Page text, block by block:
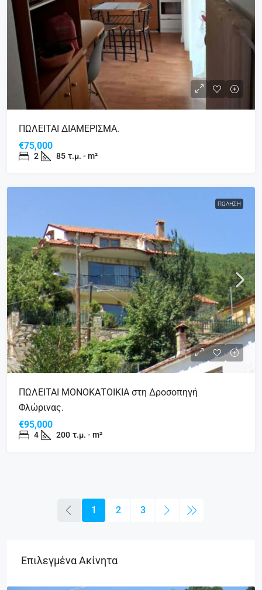
ΠΩΛΕΙΤΑΙ ΔΙΑΜΕΡΙΣΜΑ.
€75,000
2 85 τ.μ. - m²
ΠΏΛΗΣΗ
ΠΩΛΕΙΤΑΙ ΜΟΝΟΚΑΤΟΙΚΙΑ στη Δροσοπηγή
Φλώρινας.
€95,000
4 200 τ.μ. - m²
1 2 3
Επιλεγμένα Ακίνητα